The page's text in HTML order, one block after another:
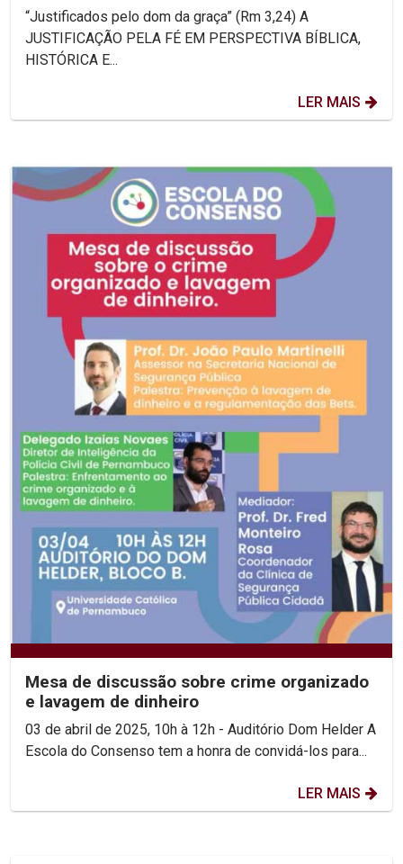
“Justificados pelo dom da graça” (Rm 3,24) A
JUSTIFICAÇÃO PELA FÉ EM PERSPECTIVA BÍBLICA,
HISTÓRICA E...
LER MAIS
Mesa de discussão sobre crime organizado
e lavagem de dinheiro
03 de abril de 2025, 10h à 12h - Auditório Dom Helder A
Escola do Consenso tem a honra de convidá-los para...
LER MAIS